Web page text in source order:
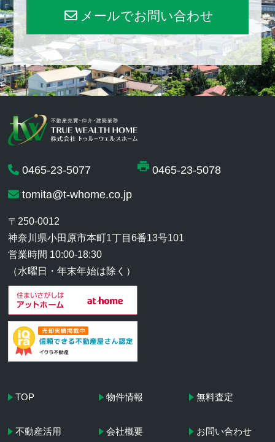
メールでお問い合わせ
0465-23-5077
0465-23-5078
tomita@t-whome.co.jp
〒250-0012
神奈川県小田原市本町1丁目6番13号101
営業時間 10:00-18:30
（水曜日・年末年始は除く）
TOP 物件情報 無料査定
不動産活用
会社概要
お問い合わせ